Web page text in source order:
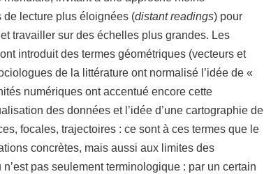
lecture plus éloignées (distant readings) pour
travailler sur des échelles plus grandes. Les
introduit des termes géométriques (vecteurs et
de la littérature ont normalisé l’idée de «
numériques ont accentué encore cette
des données et l’idée d’une cartographie de
focales, trajectoires : ce sont à ces termes que le
concrètes, mais aussi aux limites des
n’est pas seulement terminologique : par un certain